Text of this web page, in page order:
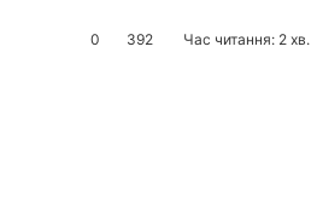
0 392 Час читання: 2 хв.